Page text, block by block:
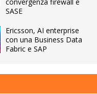
SASE
Ericsson, AI enterprise
con una Business Data
Fabric e SAP